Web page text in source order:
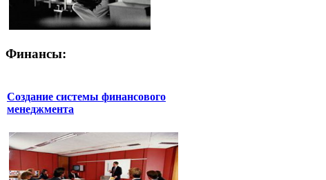
Финансы:
Создание системы финансового
менеджмента